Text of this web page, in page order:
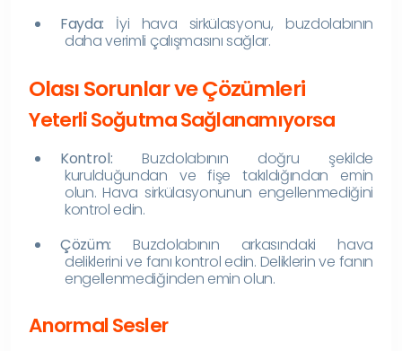
Fayda: İyi hava sirkülasyonu, buzdolabının
daha verimli çalışmasını sağlar.
Olası Sorunlar ve Çözümleri
Yeterli Soğutma Sağlanamıyorsa
Kontrol: Buzdolabının doğru şekilde
kurulduğundan ve fişe takıldığından emin
olun. Hava sirkülasyonunun engellenmediğini
kontrol edin.
Çözüm: Buzdolabının arkasındaki hava
deliklerini ve fanı kontrol edin. Deliklerin ve fanın
engellenmediğinden emin olun.
Anormal Sesler